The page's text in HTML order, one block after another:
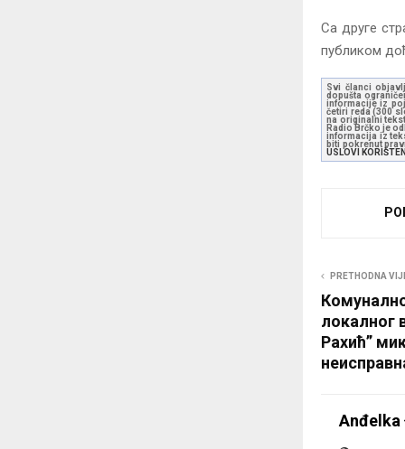
Са друге
публиком
Svi članci
dopušta
informacije iz
četiri reda (300
na originalni
Radio Brčko je
informacija iz
biti pokrenut
USLOVI
PRETHODNA
локалног
Рахић”
Anđelka